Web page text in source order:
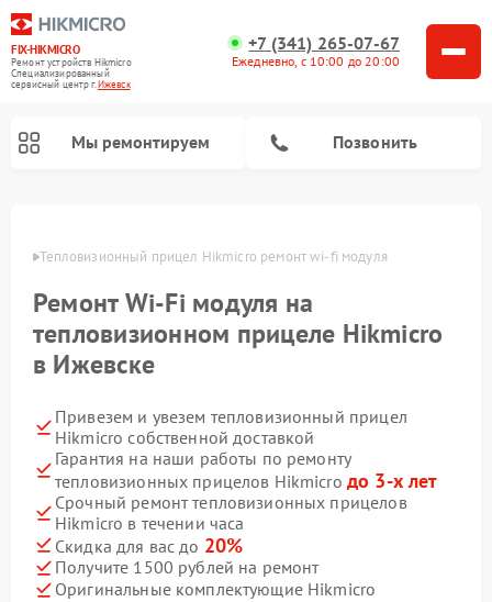
FIX-HIKMICRO
Ремонт устройств Hikmicro
Специализированный
cервисный центр г.Ижевск
+7 (341) 265-07-67
Ежедневно, с 10:00 до 20:00
Мы ремонтируем Позвонить
Тепловизионный прицел Hikmicro ремонт wi-fi модуля
Ремонт Wi-Fi модуля на
тепловизионном прицеле Hikmicro
в Ижевске
Привезем и увезем тепловизионный прицел
Hikmicro собственной доставкой
Гарантия на наши работы по ремонту
тепловизионных прицелов Hikmicro до 3-х лет
Срочный ремонт тепловизионных прицелов
Hikmicro в течении часа
Скидка для вас до 20%
Получите 1500 рублей на ремонт
Оригинальные комплектующие Hikmicro